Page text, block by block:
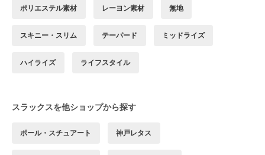
ポリエステル素材 レーヨン素材 無地
スキニー・スリム テーパード ミッドライズ
ハイライズ ライフスタイル
スラックスを他ショップから探す
ポール・スチュアート 神戸レタス